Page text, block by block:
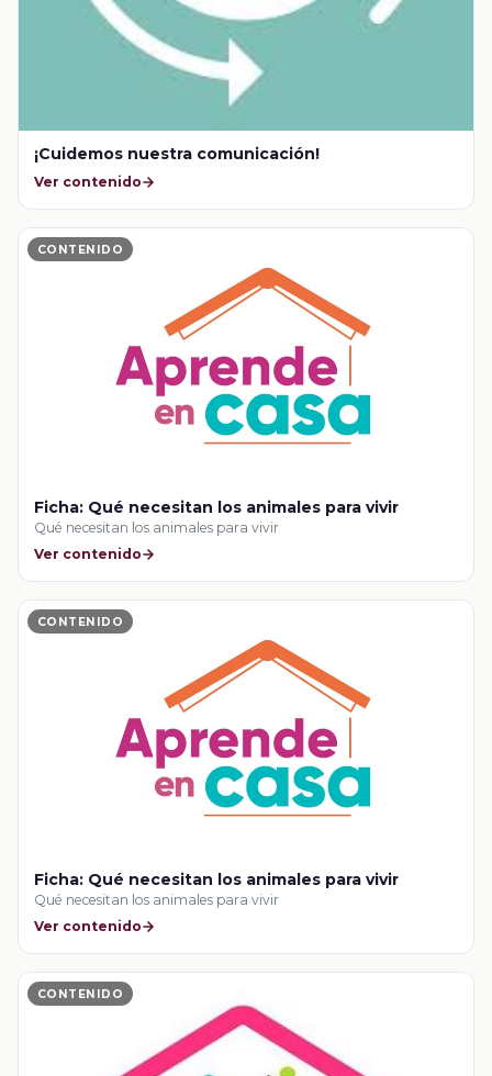
¡Cuidemos nuestra comunicación!
Ver contenido
CONTENIDO
Ficha: Qué necesitan los animales para vivir
Qué necesitan los animales para vivir
Ver contenido
CONTENIDO
Ficha: Qué necesitan los animales para vivir
Qué necesitan los animales para vivir
Ver contenido
CONTENIDO